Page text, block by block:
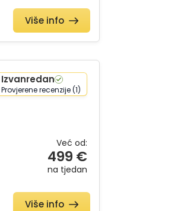
Više info
Izvanredan
Provjerene recenzije (1)
Već od:
499 €
na tjedan
Više info